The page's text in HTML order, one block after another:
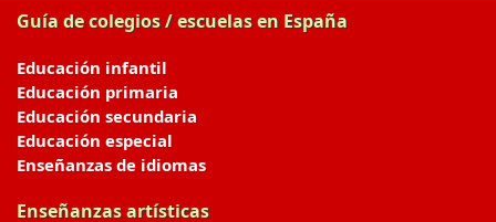
Guía de colegios / escuelas en España
Educación infantil
Educación primaria
Educación secundaria
Educación especial
Enseñanzas de idiomas
Enseñanzas artísticas